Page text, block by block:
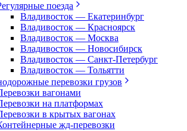
поезда
Владивосток — Екатеринбург
Владивосток — Красноярск
Владивосток — Москва
Владивосток — Новосибирск
Владивосток — Санкт-Петербург
Владивосток — Тольятти
перевозки грузов
вагонами
на платформах
в крытых вагонах
жд-перевозки